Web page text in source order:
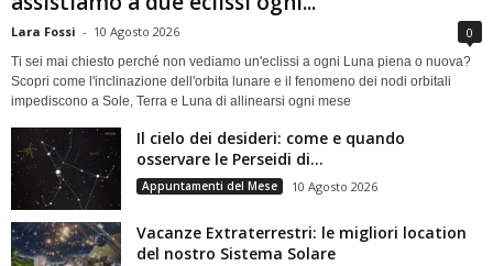
Lara Fossi - 10 Agosto 2026 0
Ti sei mai chiesto perché non vediamo un'eclissi a ogni Luna piena o nuova?
Scopri come l'inclinazione dell'orbita lunare e il fenomeno dei nodi orbitali
impediscono a Sole, Terra e Luna di allinearsi ogni mese
Il cielo dei desideri: come e quando
osservare le Perseidi di...
Appuntamenti del Mese 10 Agosto 2026
Vacanze Extraterrestri: le migliori location
del nostro Sistema Solare